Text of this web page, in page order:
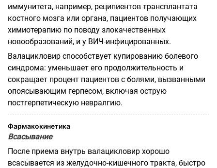
иммунитета, например, реципиентов трансплантата
костного мозга или органа, пациентов получающих
химиотерапию по поводу злокачественных
новообразований, и у ВИЧ-инфицированных.
Валацикловир способствует купированию болевого
синдрома: уменьшает его продолжительность и
сокращает процент пациентов с болями, вызванными
опоясывающим герпесом, включая острую
постгерпетическую невралгию.
Фармакокинетика
Всасывание
После приема внутрь валацикловир хорошо
всасывается из желудочно-кишечного тракта, быстро